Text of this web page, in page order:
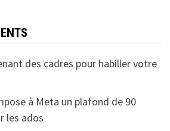
des cadres pour habiller votre
à Meta un plafond de 90
les ados